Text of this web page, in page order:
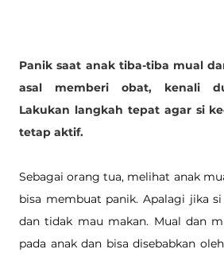
Panik saat anak tiba-tiba mual
asal memberi obat, kenali
Lakukan langkah tepat agar si
tetap aktif.
Sebagai orang tua, melihat anak
bisa membuat panik. Apalagi jika
dan tidak mau makan. Mual dan
pada anak dan bisa disebabkan